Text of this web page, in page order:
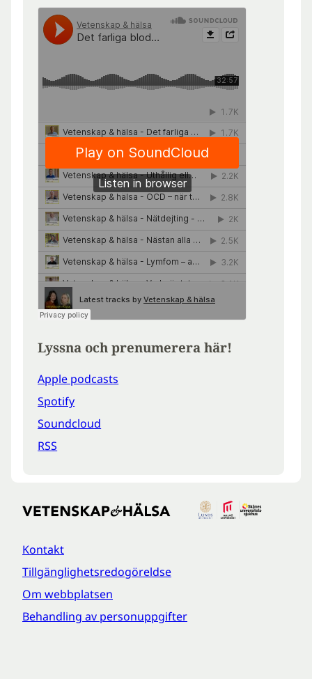
Lyssna och prenumerera här!
Apple podcasts
Spotify
Soundcloud
RSS
Kontakt
Tillgänglighetsredogöreldse
Om webbplatsen
Behandling av personuppgifter